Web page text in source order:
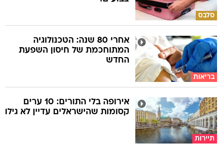
סלבס
בריאות
אחרי 80 שנה: הטכנולוגיה
המתוחכמת של חיסון השפעת
החדש
תיירות
אירופה בלי התורים: 10 ערים
קסומות שהישראלים עדיין לא גילו